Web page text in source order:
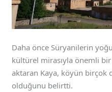
Daha önce Süryanilerin
kültürel mirasıyla önemli
aktaran Kaya, köyün birçok
olduğunu belirtti.